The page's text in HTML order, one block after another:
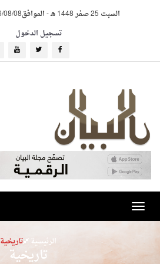
السبت 25 صفر 1448 هـ -الموافق2026/08/08م
تسجيل الدخول
Toggle
navigation
الرئيسية تاريخية
تاريخية